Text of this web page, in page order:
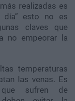
realizadas es
día” esto no es
claves que
no empeorar la
temperaturas
las venas. Es
sufren de